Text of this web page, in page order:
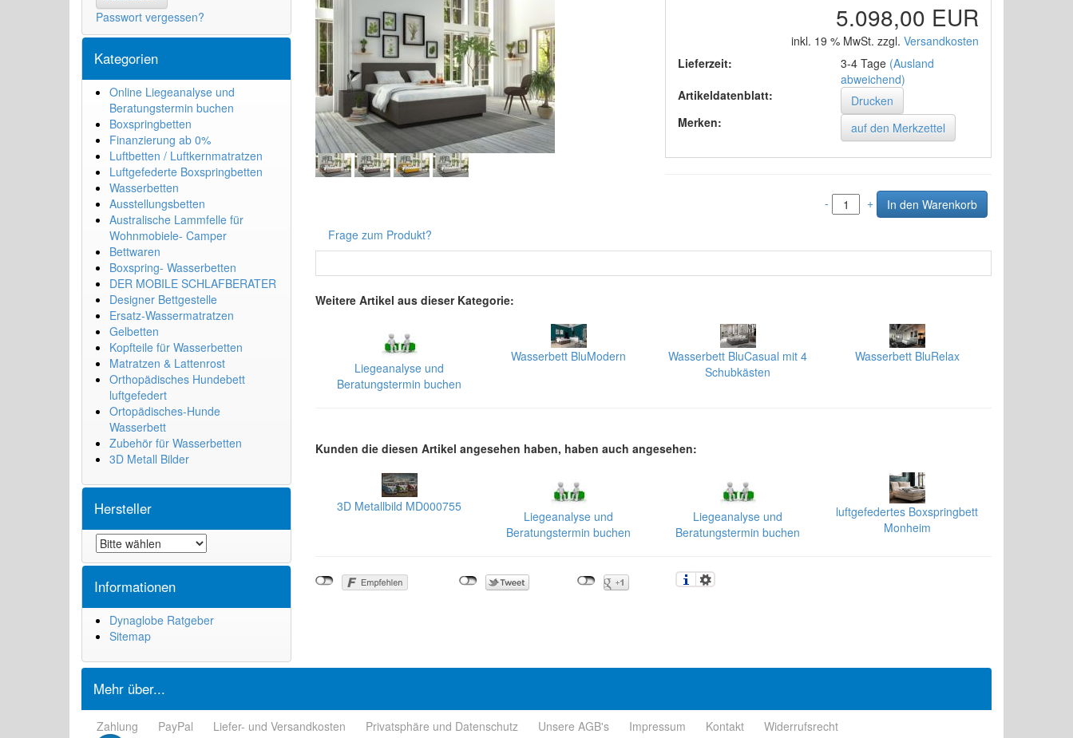
Passwort vergessen?
Kategorien
Online Liegeanalyse und
Beratungstermin buchen
Boxspringbetten
Finanzierung ab 0%
Luftbetten / Luftkernmatratzen
Luftgefederte Boxspringbetten
Wasserbetten
Ausstellungsbetten
Australische Lammfelle für
Wohnmobiele- Camper
Bettwaren
Boxspring- Wasserbetten
DER MOBILE SCHLAFBERATER
Designer Bettgestelle
Ersatz-Wassermatratzen
Gelbetten
Kopfteile für Wasserbetten
Matratzen & Lattenrost
Orthopädisches Hundebett
luftgefedert
Ortopädisches-Hunde
Wasserbett
Zubehör für Wasserbetten
3D Metall Bilder
Hersteller
Informationen
Dynaglobe Ratgeber
Sitemap
5.098,00 EUR
inkl. 19 % MwSt. zzgl. Versandkosten
Lieferzeit:
3-4 Tage (Ausland
abweichend)
Artikeldatenblatt:
Drucken
Merken:
- +
Frage zum Produkt?
Weitere Artikel aus dieser Kategorie:
Liegeanalyse und
Beratungstermin buchen
Wasserbett BluModern
Wasserbett BluCasual mit 4
Schubkästen
Wasserbett BluRelax
Kunden die diesen Artikel angesehen haben, haben auch angesehen:
3D Metallbild MD000755
Liegeanalyse und
Beratungstermin buchen
Liegeanalyse und
Beratungstermin buchen
luftgefedertes Boxspringbett
Monheim
Mehr über...
Zahlung PayPal Liefer- und Versandkosten Privatsphäre und Datenschutz Unsere AGB's Impressum Kontakt Widerrufsrecht